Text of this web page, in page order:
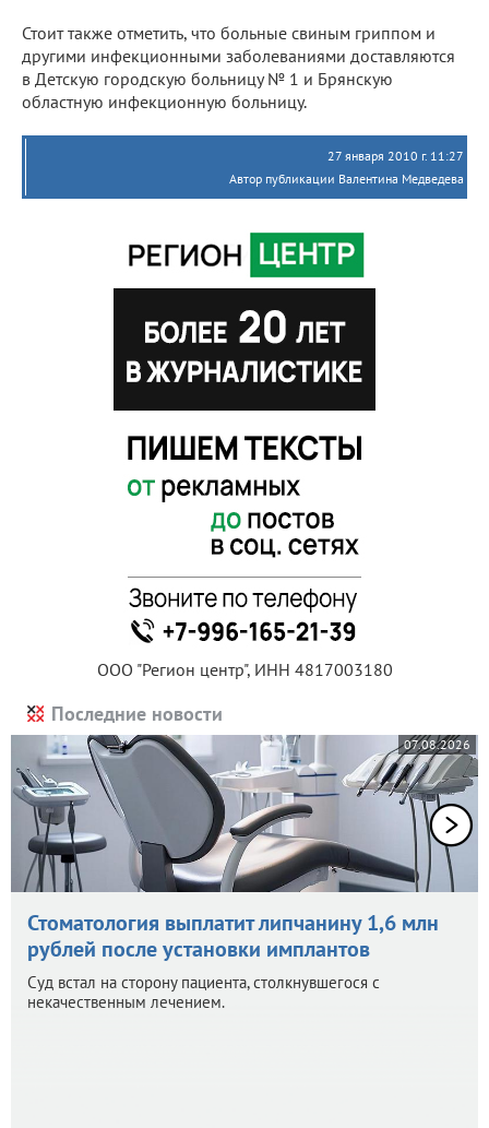
Стоит также отметить, что больные свиным гриппом и
другими инфекционными заболеваниями доставляются
в Детскую городскую больницу № 1 и Брянскую
областную инфекционную больницу.
27 января 2010 г. 11:27
Автор публикации Валентина Медведева
ООО "Регион центр", ИНН 4817003180
Последние новости
07.08.2026
Стоматология выплатит липчанину 1,6 млн
рублей после установки имплантов
Суд встал на сторону пациента, столкнувшегося с
некачественным лечением.